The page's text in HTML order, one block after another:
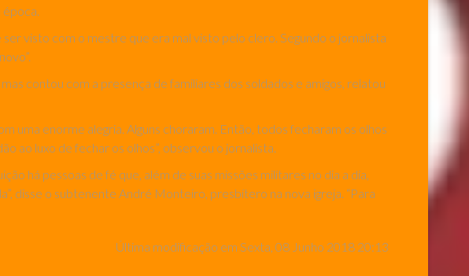
visto com o mestre que era mal visto pelo clero. Segundo o jornalista
contou com a presença de familiares dos soldados e amigos, relatou
uma enorme alegria. Alguns choraram. Então, todos fecharam os olhos
ao luxo de fechar os olhos”, observou o jornalista.
há pessoas de fé que, além de suas missões militares no dia a dia,
disse o subtenente André Monteiro, presbítero na nova igreja. “Para
Última modificação em Sexta, 08 Junho 2018 20:13